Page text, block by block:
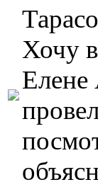
Хочу
Елене